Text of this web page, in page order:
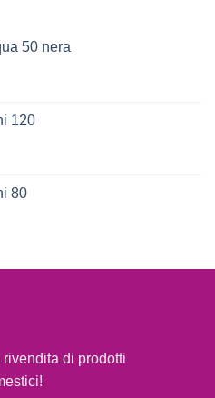
50 nera
120
80
di prodotti